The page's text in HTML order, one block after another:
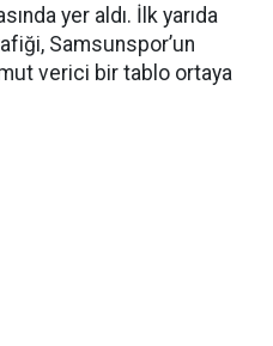
yer aldı. İlk yarıda
Samsunspor’un
verici bir tablo ortaya